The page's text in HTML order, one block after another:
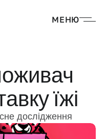
МЕНЮ
їжі
дослідження